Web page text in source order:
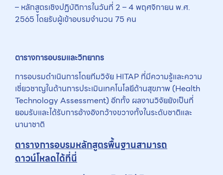
– หลักสูตรเชิงปฏิบัติการในวันที่ 2 – 4 พฤศจิกายน พ.ศ.
2565 โดยรับผู้เข้าอบรมจำนวน 75 คน
ตารางการอบรมและวิทยากร
การอบรมดำเนินการโดยทีมวิจัย HITAP ที่มีความรู้และความ
เชี่ยวชาญในด้านการประเมินเทคโนโลยีด้านสุขภาพ (Health
Technology Assessment) อีกทั้ง ผลงานวิจัยยังเป็นที่
ยอมรับและได้รับการอ้างอิงกว้างขวางทั้งในระดับชาติและ
นานาชาติ
ตารางการอบรมหลักสูตรพื้นฐานสามารถ
ดาวน์โหลดได้ที่นี่